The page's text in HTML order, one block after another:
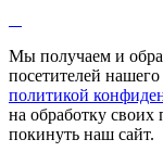
Мы получаем и
посетителей нашего
политикой
на обработку
покинуть наш сайт.